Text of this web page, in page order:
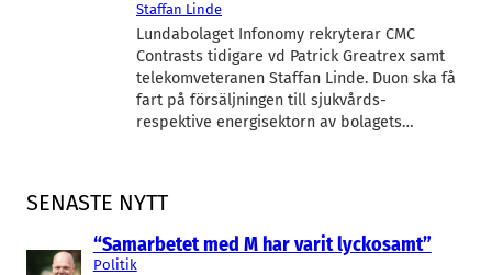
SENASTE NYTT
“Samarbetet med M har varit lyckosamt”
Politik
Staffan Linde
Lundabolaget Infonomy rekryterar CMC
Contrasts tidigare vd Patrick Greatrex samt
telekomveteranen Staffan Linde. Duon ska få
fart på försäljningen till sjukvårds-
respektive energisektorn av bolagets…